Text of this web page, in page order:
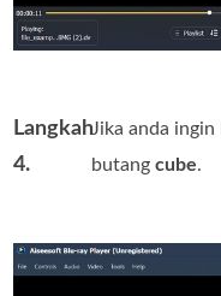
Langkah
4.
Jika anda
butangcube.